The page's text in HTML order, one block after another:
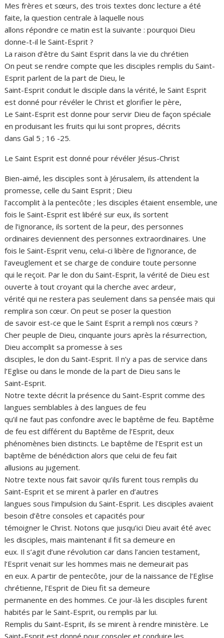
Mes frères et sœurs, des trois textes donc lecture a été
faite, la question centrale à laquelle nous
allons répondre ce matin est la suivante : pourquoi Dieu
donne-t-il le Saint-Esprit ?
La raison d’être du Saint Esprit dans la vie du chrétien
On peut se rendre compte que les disciples remplis du Saint-
Esprit parlent de la part de Dieu, le
Saint-Esprit conduit le disciple dans la vérité, le Saint Esprit
est donné pour révéler le Christ et glorifier le père,
Le Saint-Esprit est donne pour servir Dieu de façon spéciale
en produisant les fruits qui lui sont propres, décrits
dans Gal 5 ; 16 -25.
Le Saint Esprit est donné pour révéler Jésus-Christ
Bien-aimé, les disciples sont à Jérusalem, ils attendent la
promesse, celle du Saint Esprit ; Dieu
l’accomplit à la pentecôte ; les disciples étaient ensemble, une
fois le Saint-Esprit est libéré sur eux, ils sortent
de l’ignorance, ils sortent de la peur, des personnes
ordinaires deviennent des personnes extraordinaires. Une
fois le Saint-Esprit venu, celui-ci libère de l’ignorance, de
l’aveuglement et se charge de conduire toute personne
qui le reçoit. Par le don du Saint-Esprit, la vérité de Dieu est
ouverte à tout croyant qui la cherche avec ardeur,
vérité qui ne restera pas seulement dans sa pensée mais qui
remplira son cœur. On peut se poser la question
de savoir est-ce que le Saint Esprit a rempli nos cœurs ?
Cher peuple de Dieu, cinquante jours après la résurrection,
Dieu accomplit sa promesse à ses
disciples, le don du Saint-Esprit. Il n’y a pas de service dans
l’Eglise ou dans le monde de la part de Dieu sans le
Saint-Esprit.
Notre texte décrit la présence du Saint-Esprit comme des
langues semblables à des langues de feu
qu’il ne faut pas confondre avec le baptême de feu. Baptême
de feu est différent du Baptême de l’Esprit, deux
phénomènes bien distincts. Le baptême de l’Esprit est un
baptême de bénédiction alors que celui de feu fait
allusions au jugement.
Notre texte nous fait savoir qu’ils furent tous remplis du
Saint-Esprit et se mirent à parler en d’autres
langues sous l’impulsion du Saint-Esprit. Les disciples avaient
besoin d’être consoles et capacités pour
témoigner le Christ. Notons que jusqu’ici Dieu avait été avec
les disciples, mais maintenant il fit sa demeure en
eux. Il s’agit d’une révolution car dans l’ancien testament,
l’Esprit venait sur les hommes mais ne demeurait pas
en eux. A partir de pentecôte, jour de la naissance de l’Eglise
chrétienne, l’Esprit de Dieu fit sa demeure
permanente en des hommes. Ce jour-là les disciples furent
habités par le Saint-Esprit, ou remplis par lui.
Remplis du Saint-Esprit, ils se mirent à rendre ministère. Le